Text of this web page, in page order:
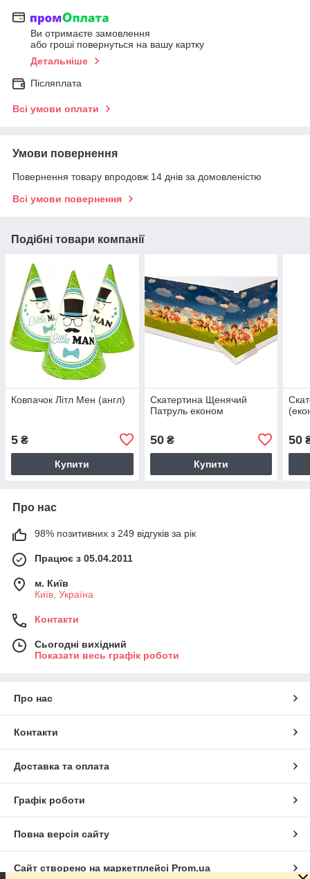
Ви отримаєте замовлення
або гроші повернуться на вашу картку
Детальніше
Післяплата
Всі умови оплати
Умови повернення
Повернення товару впродовж 14 днів за домовленістю
Всі умови повернення
Подібні товари компанії
Ковпачок Літл Мен (англ)
5 ₴
Купити
Скатертина Щенячий
Патруль економ
50₴
Купити
50
Про нас
98% позитивних з 249 відгуків за рік
Працює з 05.04.2011
м. Київ
Київ, Україна
Контакти
Сьогодні вихідний
Показати весь графік роботи
Про нас
Контакти
Доставка та оплата
Графік роботи
Повна версія сайту
Сайт створено на маркетплейсі Prom.ua